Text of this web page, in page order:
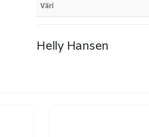
Väri
Helly Hansen